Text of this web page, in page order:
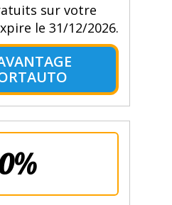
sur votre
le 31/12/2026.